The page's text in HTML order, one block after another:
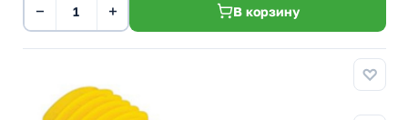
− + В корзину